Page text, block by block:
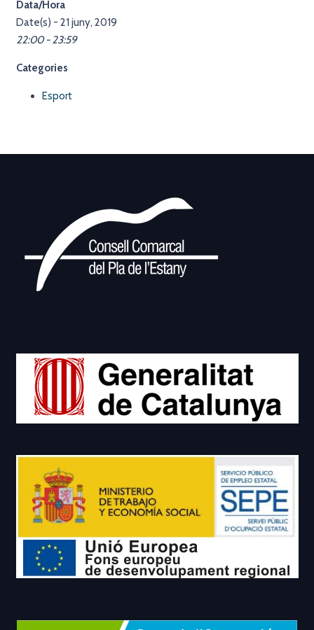
Data/Hora
Date(s) - 21 juny, 2019
22:00 - 23:59
Categories
Esport